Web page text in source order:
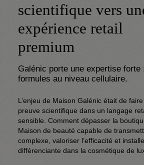
scientifique vers
expérience retail
premium
Galénic porte une expertise forte
L’enjeu de Maison Galénic était de
preuve scientifique dans un langage
sensible. Comment dépasser la
Maison de beauté capable de
complexe, valoriser l’efficacité et
différenciante dans la cosmétique de